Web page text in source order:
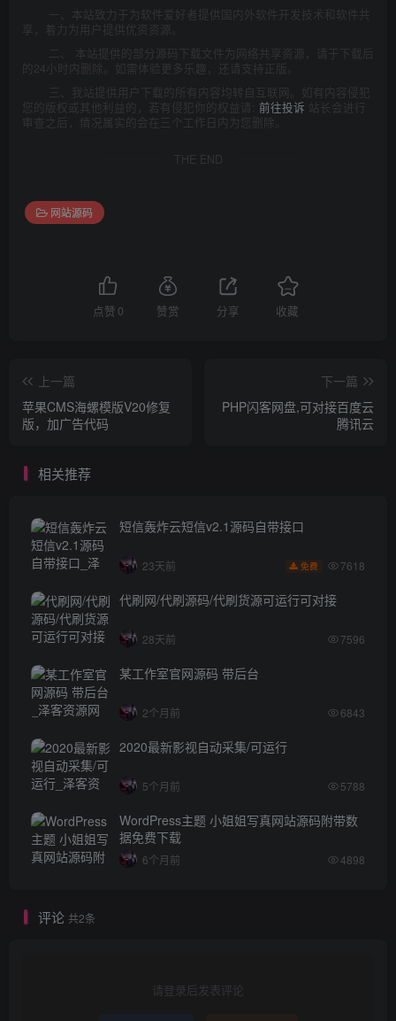
一、本站致力于为软件爱好者提供国内外软件开发技术和软件共
享，着力为用户提供优资资源。
二、 本站提供的部分源码下载文件为网络共享资源，请于下载后
的24小时内删除。如需体验更多乐趣，还请支持正版。
三、我站提供用户下载的所有内容均转自互联网。如有内容侵犯
您的版权或其他利益的，若有侵犯你的权益请: 前往投诉 站长会进行
审查之后，情况属实的会在三个工作日内为您删除。
THE END
网站源码
点赞 0 赞赏 分享 收藏
上一篇
苹果CMS海螺模版V20修复
版，加广告代码
下一篇
PHP闪客网盘,可对接百度云
腾讯云
相关推荐
短信轰炸云短信v2.1源码自带接口
23天前 免费 7618
代刷网/代刷源码/代刷货源可运行可对接
28天前 7596
某工作室官网源码 带后台
2个月前 6843
2020最新影视自动采集/可运行
5个月前 5788
WordPress主题 小姐姐写真网站源码附带数
据免费下载
6个月前 4898
评论 共2条
请登录后发表评论